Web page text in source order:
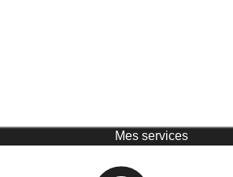
Mes services